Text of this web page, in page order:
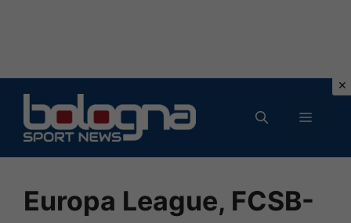
contenuto
MENU
Europa League, FCSB-